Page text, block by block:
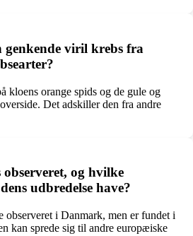
viril krebs fra
kloens orange spids og de gule og
Det adskiller den fra andre
og hvilke
udbredelse have?
i Danmark, men er fundet i
kan sprede sig til andre europæiske